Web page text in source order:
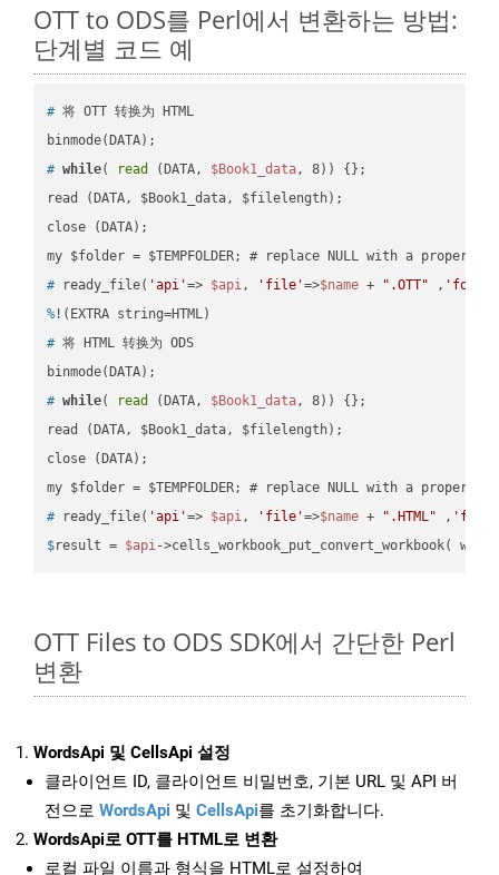
OTT to ODS를 Perl에서 변환하는 방법:
단계별 코드 예
# 将 OTT 转换为 HTML
# while( read (DATA, $Book1_data, 8)) {};
read (DATA, $Book1_data, $filelength);
close (DATA);
# ready_file( 'api'=> $api, 'file'=>$name + ".OTT" ,
% !(EXTRA string=HTML)
# 将 HTML 转换为 ODS
# while( read (DATA, $Book1_data, 8)) {};
read (DATA, $Book1_data, $filelength);
close (DATA);
# ready_file( 'api'=> $api, 'file'=>$name + ".HTML" ,
$result = $api->cells_workbook_put_convert_workbook(
OTT Files to ODS SDK에서 간단한 Perl
변환
WordsApi 및 CellsApi 설정
클라이언트 ID, 클라이언트 비밀번호, 기본 URL 및 API 버
전으로 WordsApi 및 CellsApi를 초기화합니다.
WordsApi로 OTT를 HTML로 변환
로컬 파일 이름과 형식을 HTML로 설정하여